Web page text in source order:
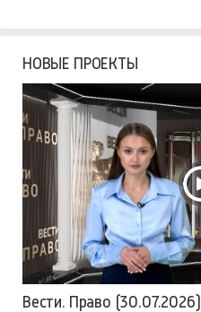
НОВЫЕ ПРОЕКТЫ
Вести. Право (30.07.2026)